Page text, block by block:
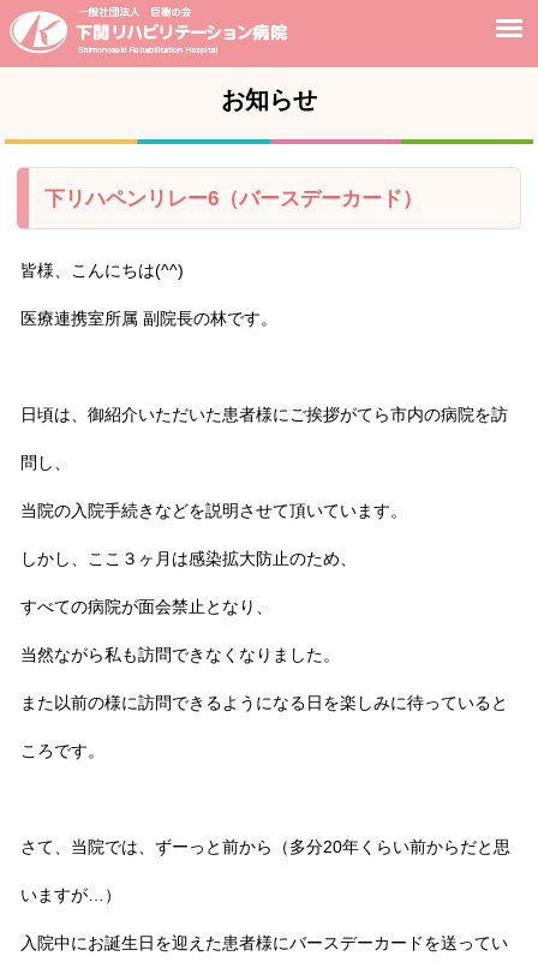
お知らせ
下リハペンリレー6（バースデーカード）
皆様、こんにちは(^^)
医療連携室所属 副院長の林です。
日頃は、御紹介いただいた患者様にご挨拶がてら市内の病院を訪
問し、
当院の入院手続きなどを説明させて頂いています。
しかし、ここ３ヶ月は感染拡大防止のため、
すべての病院が面会禁止となり、
当然ながら私も訪問できなくなりました。
また以前の様に訪問できるようになる日を楽しみに待っていると
ころです。
さて、当院では、ずーっと前から（多分20年くらい前からだと思
いますが…）
入院中にお誕生日を迎えた患者様にバースデーカードを送ってい